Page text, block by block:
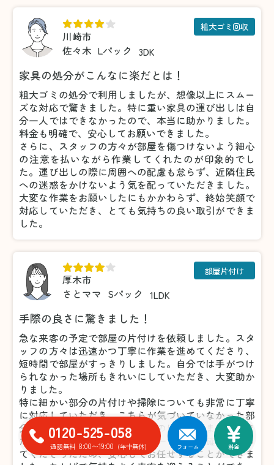
川崎市
佐々木 Lパック 3DK
粗大ゴミ回収
家具の処分がこんなに楽だとは！
粗大ゴミの処分で利用しましたが、想像以上にスムー
ズな対応で驚きました。特に重い家具の運び出しは自
分一人ではできなかったので、本当に助かりました。
料金も明確で、安心してお願いできました。
さらに、スタッフの方々が部屋を傷つけないよう細心
の注意を払いながら作業してくれたのが印象的でし
た。運び出しの際に周囲への配慮も怠らず、近隣住民
への迷惑をかけないよう気を配っていただきました。
大変な作業をお願いしたにもかかわらず、終始笑顔で
対応していただき、とても気持ちの良い取引ができま
した。
厚木市
さとママ Sパック 1LDK
部屋片付け
手際の良さに驚きました！
急な来客の予定で部屋の片付けを依頼しました。スタ
ッフの方々は迅速かつ丁寧に作業を進めてくださり、
短時間で部屋がすっきりしました。自分では手がつけ
られなかった場所もきれいにしていただき、大変助か
りました。
特に細かい部分の片付けや掃除についても非常に丁寧
に対応していただき、こちらが気づいていなかった部
分まできれいにしてくださったのには驚きました。ま
た、不要品の仕分けについても一つひとつ確認を取っ
てくださったため、安心してお任せすることができま
0120-525-058
通話無料 8:00〜19:00 (年中無休) フォーム 料金